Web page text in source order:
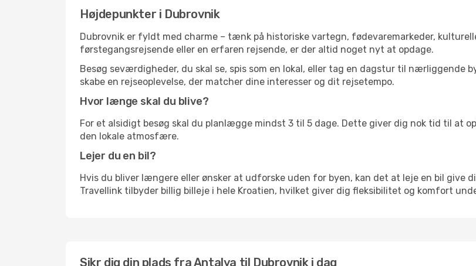
Højdepunkter i Dubrovnik
Dubrovnik er fyldt med charme – tænk på historiske vartegn, fødevaremarkeder,
førstegangsrejsende eller en erfaren rejsende, er der altid noget nyt at opdage.
Besøg seværdigheder, du skal se, spis som en lokal, eller tag en dagstur til nærliggende
skabe en rejseoplevelse, der matcher dine interesser og dit rejsetempo.
Hvor længe skal du blive?
For et alsidigt besøg skal du planlægge mindst 3 til 5 dage. Dette giver dig nok tid til at
den lokale atmosfære.
Lejer du en bil?
Hvis du bliver længere eller ønsker at udforske uden for byen, kan det at leje en bil give
Travellink tilbyder billig billeje i hele Kroatien, hvilket giver dig fleksibilitet og komfort
Sikr dig din plads fra Antalya til Dubrovnik i dag